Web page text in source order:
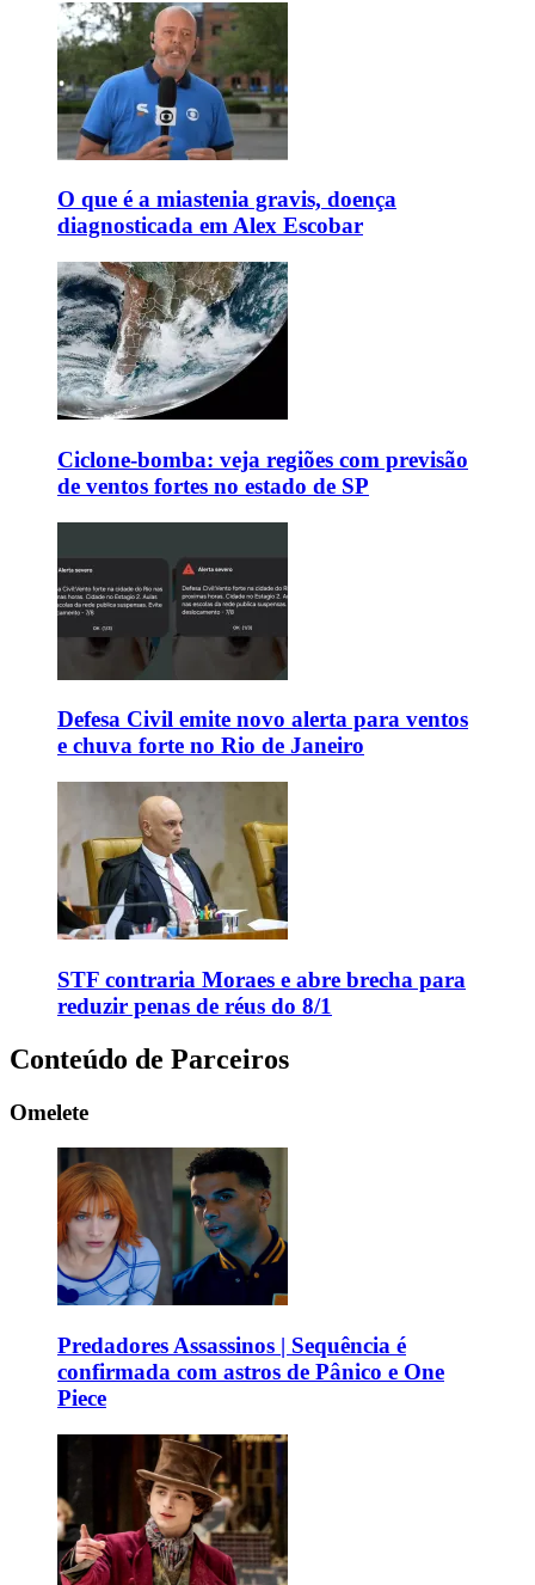
O que é a miastenia gravis, doença
diagnosticada em Alex Escobar
Ciclone-bomba: veja regiões com previsão
de ventos fortes no estado de SP
Defesa Civil emite novo alerta para ventos
e chuva forte no Rio de Janeiro
STF contraria Moraes e abre brecha para
reduzir penas de réus do 8/1
Conteúdo de Parceiros
Omelete
Predadores Assassinos | Sequência é
confirmada com astros de Pânico e One
Piece